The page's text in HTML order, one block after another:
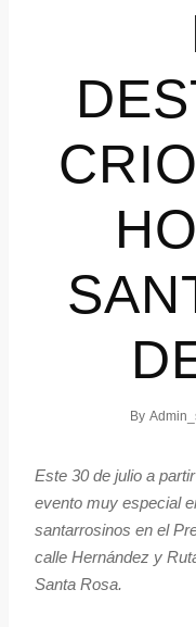
By
Este 30 de julio a
evento muy especial
santarrosinos en el
calle Hernández y
Santa Rosa.